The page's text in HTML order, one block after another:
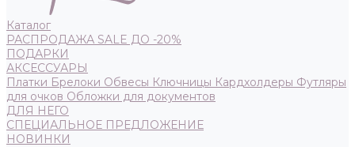
Каталог
РАСПРОДАЖА SALE ДО -20%
ПОДАРКИ
АКСЕССУАРЫ
Платки Брелоки Обвесы Ключницы Кардхолдеры Футляры
для очков Обложки для документов
ДЛЯ НЕГО
СПЕЦИАЛЬНОЕ ПРЕДЛОЖЕНИЕ
НОВИНКИ